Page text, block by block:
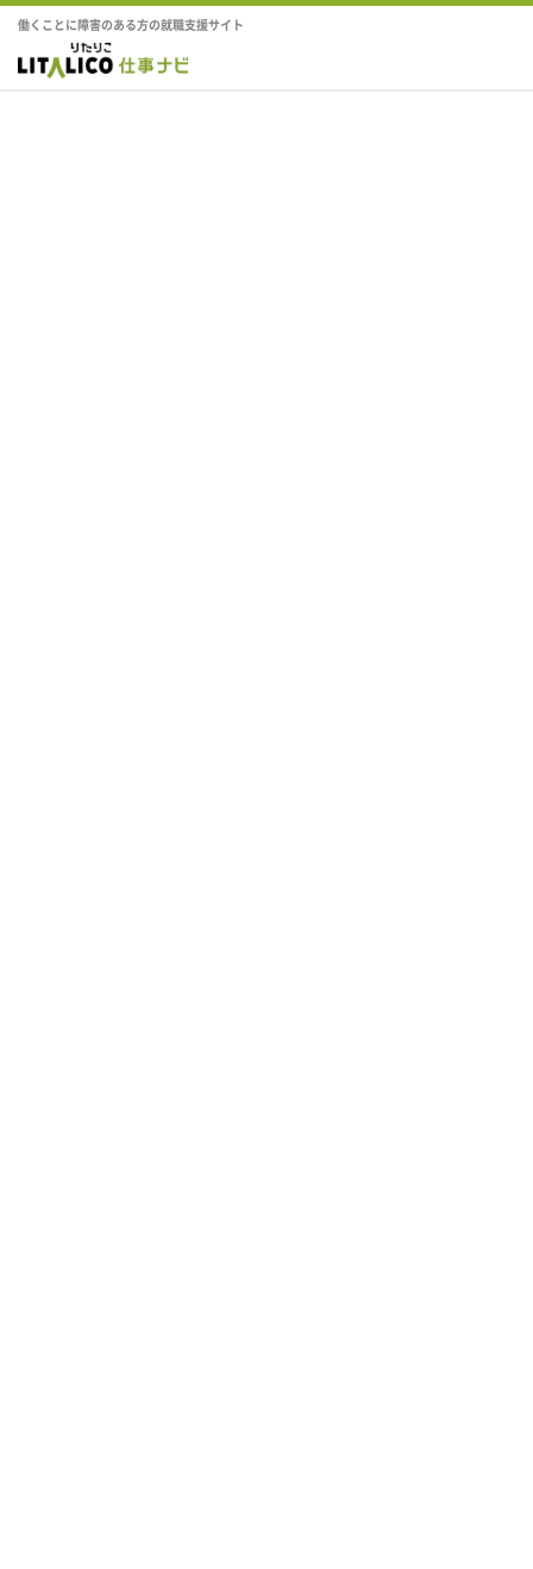
働くことに障害のある方の就職支援サイト